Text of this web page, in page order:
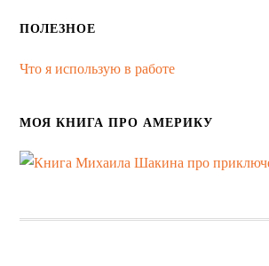
ПОЛЕЗНОЕ
Что я использую в работе
МОЯ КНИГА ПРО АМЕРИКУ